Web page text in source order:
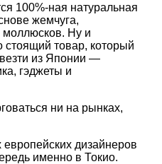
100%-ная натуральная
жемчуга,
моллюсков. Ну и
стоящий товар, который
из Японии —
гэджеты и
ни на рынках,
дизайнеров
именно в Токио.